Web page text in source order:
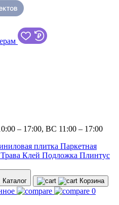
– 17:00, ВС 11:00 – 17:00
плитка Паркетная
Трава Клей Подложка Плинтус
Каталог Корзина
0